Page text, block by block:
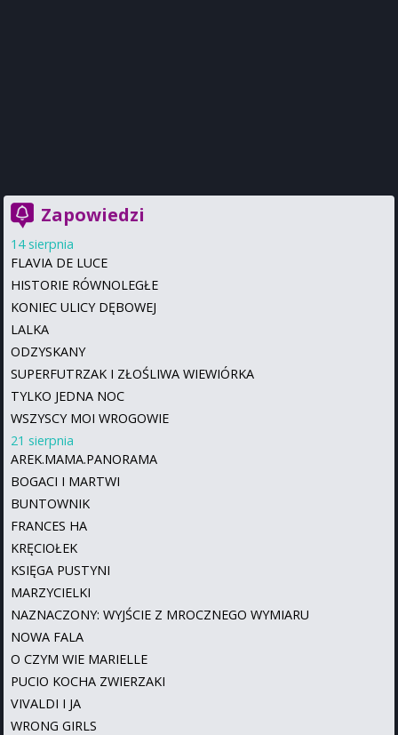
Zapowiedzi
14 sierpnia
FLAVIA DE LUCE
HISTORIE RÓWNOLEGŁE
KONIEC ULICY DĘBOWEJ
LALKA
ODZYSKANY
SUPERFUTRZAK I ZŁOŚLIWA WIEWIÓRKA
TYLKO JEDNA NOC
WSZYSCY MOI WROGOWIE
21 sierpnia
AREK.MAMA.PANORAMA
BOGACI I MARTWI
BUNTOWNIK
FRANCES HA
KRĘCIOŁEK
KSIĘGA PUSTYNI
MARZYCIELKI
NAZNACZONY: WYJŚCIE Z MROCZNEGO WYMIARU
NOWA FALA
O CZYM WIE MARIELLE
PUCIO KOCHA ZWIERZAKI
VIVALDI I JA
WRONG GIRLS